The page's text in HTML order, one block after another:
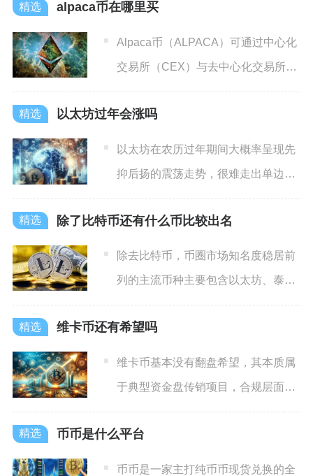
alpaca币在哪里买
Alpaca币（ALPACA）可通过中心化
交易所（CEX）与去中心化交易所
（DEX）购买，
以太坊过年会涨吗
以太坊在农历过年期间大概率呈现先
抑后扬的震荡走势，很难走出单边大
涨行情，春节前后更多是短期
除了比特币还有什么币比较出名
除去比特币，币圈市场知名度稳居前
列的主流币种主要包含以太坊、泰达
币、瑞波币、币安币、莱特币
维卡币还有希望吗
维卡币基本没有翻盘希望，其本质属
于典型资金盘传销项目，合规层面已
被多国定性违规，资金链与市
币币是什么平台
币币是一家主打纯币币现货兑换的全